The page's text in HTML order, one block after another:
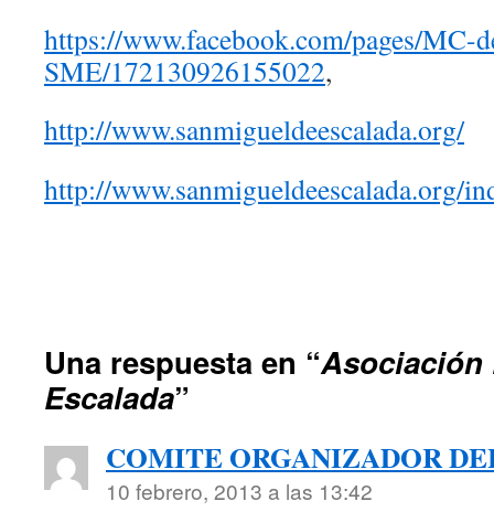
https://www.facebook.com/pages/MC-
SME/172130926155022,
http://www.sanmigueldeescalada.org/
http://www.sanmigueldeescalada.org/
Una respuesta en “Asociación
Escalada”
COMITE ORGANIZADOR
10 febrero, 2013 a las 13:42